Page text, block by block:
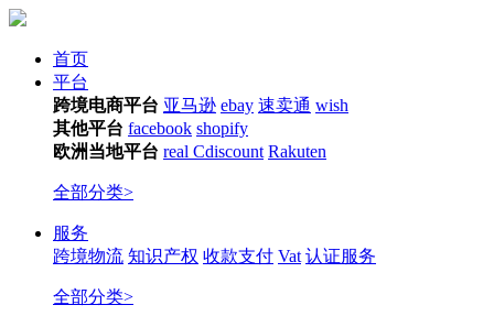
首页
平台
跨境电商平台 亚马逊 ebay 速卖通 wish
其他平台 facebook shopify
欧洲当地平台 real Cdiscount Rakuten
全部分类>
服务
跨境物流 知识产权 收款支付 Vat 认证服务
全部分类>